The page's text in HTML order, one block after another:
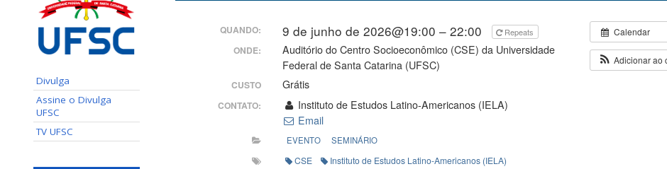
Divulga
Assine o Divulga
UFSC
TV UFSC
Calendar
Adicionar ao
QUANDO: 9 de junho de 2026@19:00 – 22:00 Repeats
ONDE:
Auditório do Centro Socioeconômico (CSE) da Universidade
Federal de Santa Catarina (UFSC)
CUSTO Grátis
CONTATO:
Instituto de Estudos Latino-Americanos (IELA)
Email
EVENTO SEMINÁRIO
CSE
Instituto de Estudos Latino-Americanos (IELA)